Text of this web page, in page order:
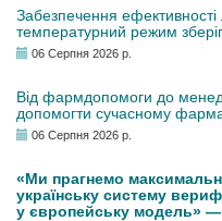
Забезпечення
температурний режим
06 Серпня 2026 р.
Від фармдопомоги до
допомогти сучасному
06 Серпня 2026 р.
«Ми прагнемо
українську систему
у європейську модель» —